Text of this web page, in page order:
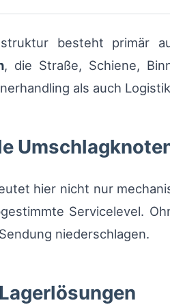
besteht primär
, die Straße, Schiene,
als auch
hier nicht nur
Servicelevel.
niederschlagen.